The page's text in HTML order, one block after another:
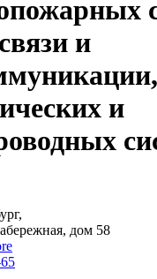
и
и
дом 58